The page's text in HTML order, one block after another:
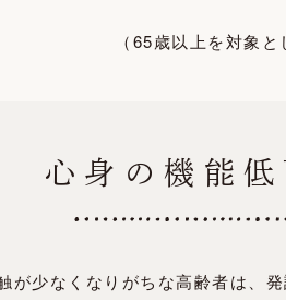
（65歳以上を対象
心身の機能
が少なくなりがちな高齢者は、